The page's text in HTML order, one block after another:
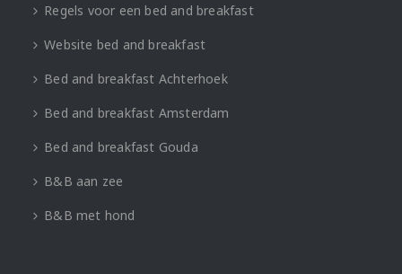
Regels voor een bed and breakfast
Website bed and breakfast
Bed and breakfast Achterhoek
Bed and breakfast Amsterdam
Bed and breakfast Gouda
B&B aan zee
B&B met hond